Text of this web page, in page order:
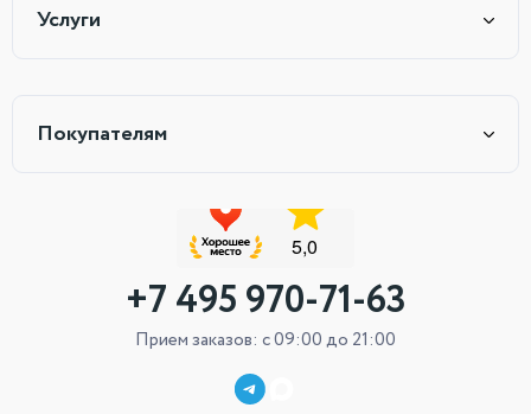
Услуги
Покупателям
+7 495 970-71-63
Прием заказов: с 09:00 до 21:00